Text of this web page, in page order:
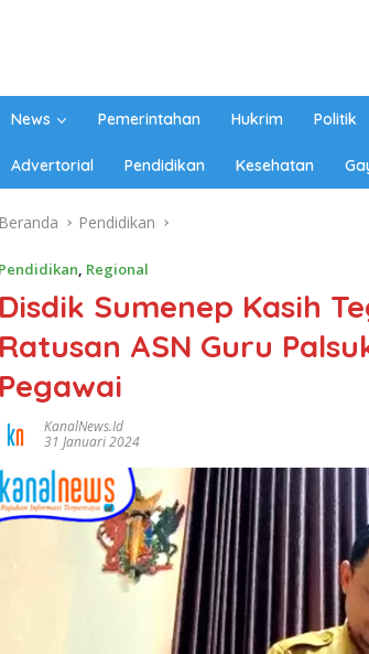
News Pemerintahan Hukrim Politik
Advertorial Pendidikan Kesehatan
Beranda Pendidikan
Pendidikan, Regional
Disdik Sumenep Kasih
Ratusan ASN Guru
Pegawai
KanalNews.id
31 Januari 2024